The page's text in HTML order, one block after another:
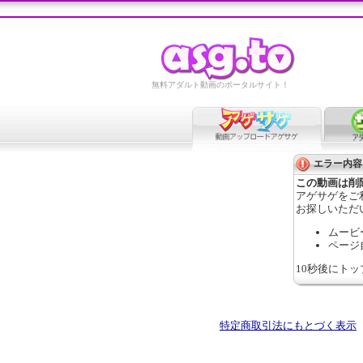
無料アダルト動画のポータルサイト！
エラー内容
この動画は削
アゲサゲをご
お探しいただ
ムービ
ページ
10秒後にト
特定商取引法にもとづく表示